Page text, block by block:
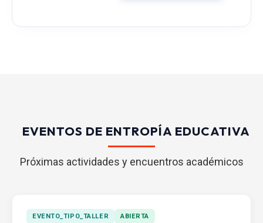
EVENTOS DE ENTROPÍA EDUCATIVA
Próximas actividades y encuentros académicos
EVENTO_TIPO_TALLER ABIERTA